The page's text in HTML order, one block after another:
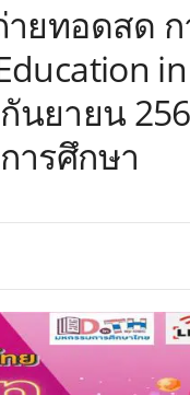
ยทอดสด ก
in
นยายน
ารศึกษา